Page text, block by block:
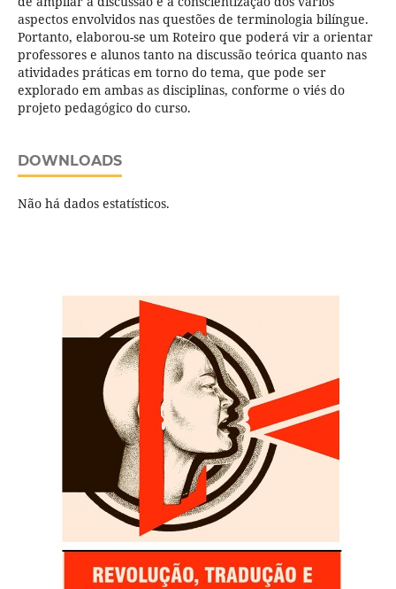
aspectos envolvidos nas questões de terminologia bilíngue.
Portanto, elaborou-se um Roteiro que poderá vir a orientar
professores e alunos tanto na discussão teórica quanto nas
atividades práticas em torno do tema, que pode ser
explorado em ambas as disciplinas, conforme o viés do
projeto pedagógico do curso.
DOWNLOADS
Não há dados estatísticos.